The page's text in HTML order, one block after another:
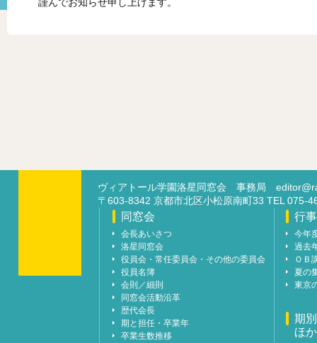
ヴィアトール学園洛星同窓会 事務局
〒603-8342 京都市北区小松原南町33 TEL 075-
同窓会
会長あいさつ
洛星同窓会
役員会・常任委員会・その他の委員会
役員名簿
会則／細則
同窓会活動沿革
歴代会長
期と担任・卒業年
卒業生数推移
行事
今年
過去
ＯＢ
夏の
東京
期
ほか